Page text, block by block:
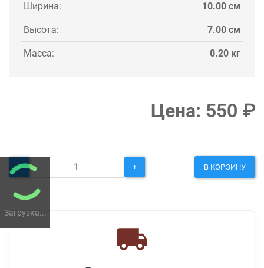
Загрузка...
Ширина: 10.00 см
Высота: 7.00 см
Масса: 0.20 кг
Цена: 550 ₽
- + В КОРЗИНУ